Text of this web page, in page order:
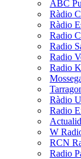
ABC
Ràdio
Ràdio
Radio
Radio
Radio
Radio
Ràdio
Radio
W
RCN
Radio